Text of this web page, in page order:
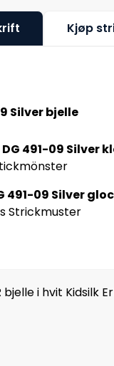
Kjøp
Silver bjelle
DG 491-09 Silver
491-09 Silver
Strickmuster
bjelle i hvit Kidsilk